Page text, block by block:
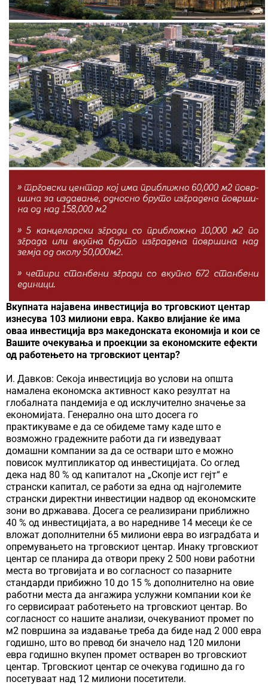
Вкупната најавена инвестиција во трговскиот центар
изнесува 103 милиони евра. Какво влијание ќе има
оваа инвестиција врз македонската економија и кои се
Вашите очекувања и проекции за економските ефекти
од работењето на трговскиот центар?
И. Давков: Секоја инвестиција во услови на општа
намалена економска активност како резултат на
глобалната пандемија е од исклучително значење за
економијата. Генерално она што досега го
практикуваме е да се обидеме таму каде што е
возможно градежните работи да ги изведуваат
домашни компaнии за да се оствари што е можно
повисок мултипликатор од инвестицијата. Со оглед
дека над 80 % од капиталот на „Скопје ист гејт“ е
странски капитал, се работи за една од најголемите
странски директни инвестиции надвор од економските
зони во државава. Досега се реализирани приближно
40 % од инвестицијата, а во наредниве 14 месеци ќе се
вложат дополнителни 65 милиони евра во изградбата и
опремувањето на трговскиот центар. Инаку трговскиот
центар се планира да отвори преку 2 500 нови работни
места во трговијата и во согласност со пазарните
стандарди прибижно 10 до 15 % дополнително на овие
работни места да ангажира услужни компании кои ќе
го сервисираат работењето на трговскиот центар. Во
согласност со нашите анализи, очекуваниот промет по
м2 површина за издавање треба да биде над 2 000 евра
годишно, што во превод би значело над 120 милони
евра годишно вкупен промет остварен во трговскиот
центар. Трговскиот центар се очекува годишно да го
посетуваат над 12 милиони посетители.